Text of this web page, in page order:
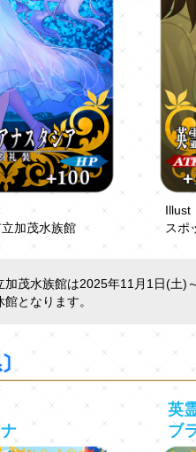
加茂水族館
Illust
スポ
茂水族館は2025年11月1日(土)
となります。
英
ブ